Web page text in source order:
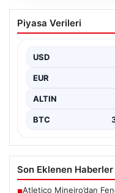
Mohamed
Karşılandı
ilgi ve büyük
Dünyaca…
Piyasa Verileri
USD
EUR
ALTIN
BTC
Son Eklenen Haberler
■Atletico Mineiro’dan